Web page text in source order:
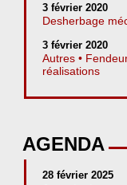
3 février 2020
Desherbage
3 février 2020
Autres •
réalisations
AGENDA
28 février 2025